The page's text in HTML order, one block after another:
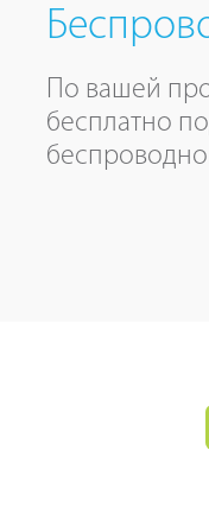
По вашей
бесплатно